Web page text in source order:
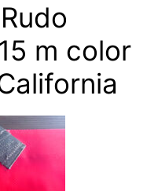
m color